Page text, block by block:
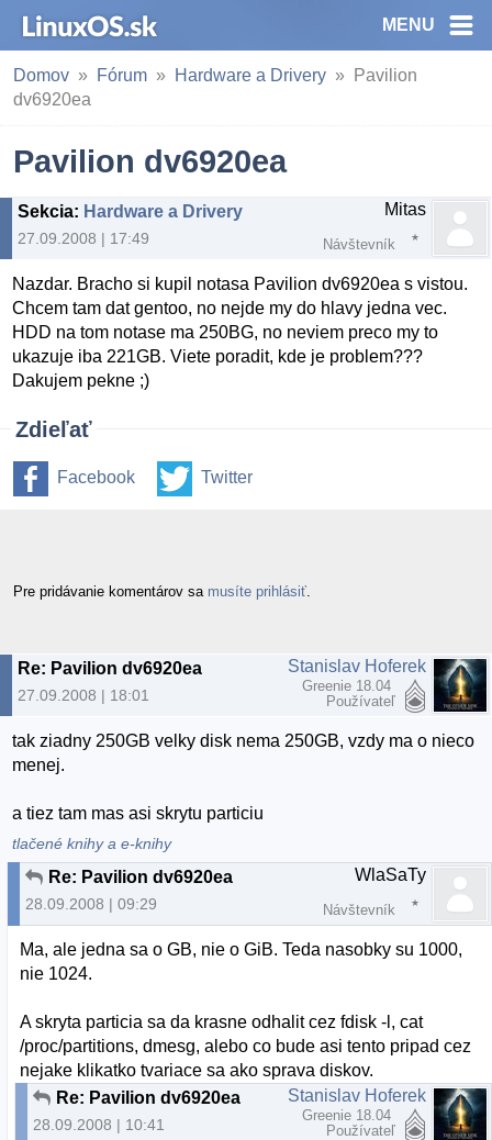
MENU
Domov Fórum Hardware a Drivery
Pavilion
dv6920ea
Pavilion dv6920ea
Sekcia: Hardware a Drivery
27.09.2008 | 17:49
Mitas
Návštevník
Nazdar. Bracho si kupil notasa Pavilion dv6920ea s vistou.
Chcem tam dat gentoo, no nejde my do hlavy jedna vec.
HDD na tom notase ma 250BG, no neviem preco my to
ukazuje iba 221GB. Viete poradit, kde je problem???
Dakujem pekne ;)
Zdieľať
Facebook Twitter
Pre pridávanie komentárov sa musíte prihlásiť
Re: Pavilion dv6920ea
27.09.2008 | 18:01
Stanislav Hoferek
Greenie 18.04
Používateľ
tak ziadny 250GB velky disk nema 250GB, vzdy ma o nieco
menej.
a tiez tam mas asi skrytu particiu
tlačené knihy a e-knihy
Re: Pavilion dv6920ea
28.09.2008 | 09:29
WlaSaTy
Návštevník
Ma, ale jedna sa o GB, nie o GiB. Teda nasobky su 1000,
nie 1024.
A skryta particia sa da krasne odhalit cez fdisk -l, cat
/proc/partitions, dmesg, alebo co bude asi tento pripad cez
nejake klikatko tvariace sa ako sprava diskov.
Re: Pavilion dv6920ea
28.09.2008 | 10:41
Stanislav Hoferek
Greenie 18.04
Používateľ